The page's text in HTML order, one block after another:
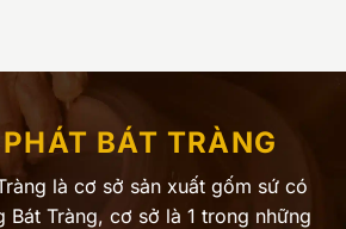
BÁT TRÀNG
là cơ sở sản xuất gốm sứ có
Bát Tràng, cơ sở là 1 trong những